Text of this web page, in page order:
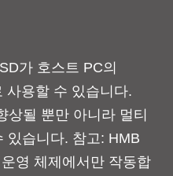
가 호스트 PC의
사용할 수 있습니다.
상될 뿐만 아니라 멀티
있습니다. 참고: HMB
영 체제에서만 작동합